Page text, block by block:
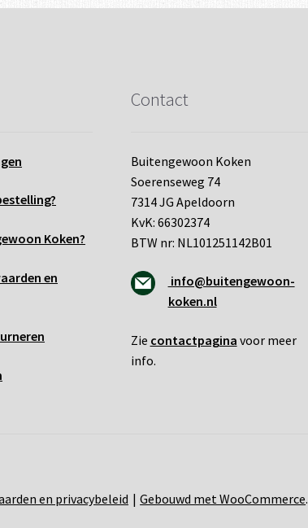
Koken?
en
Contact
Buitengewoon Koken
Soerenseweg 74
7314 JG Apeldoorn
KvK: 66302374
BTW nr: NL101251142B01
info@buitengewoon-
koken.nl
Zie contactpagina voor meer
info.
en privacybeleid
Gebouwd met WooCommerce.